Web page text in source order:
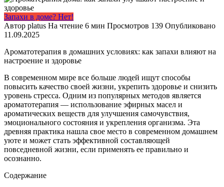
Запахи в доме? Нет!
Автор platus На чтение 6 мин Просмотров 139 Опубликовано
11.09.2025
Ароматотерапия в домашних условиях: как запахи влияют на
настроение и здоровье
В современном мире все больше людей ищут способы
повысить качество своей жизни, укрепить здоровье и снизить
уровень стресса. Одним из популярных методов является
ароматотерапия — использование эфирных масел и
ароматических веществ для улучшения самочувствия,
эмоционального состояния и укрепления организма. Эта
древняя практика нашла свое место в современном домашнем
уюте и может стать эффективной составляющей
повседневной жизни, если применять ее правильно и
осознанно.
Содержание